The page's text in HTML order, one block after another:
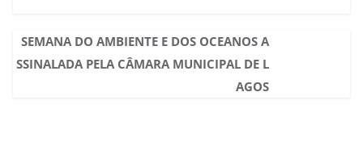
SEMANA DO AMBIENTE E DOS OCEANOS A
SSINALADA PELA CÂMARA MUNICIPAL DE L
AGOS